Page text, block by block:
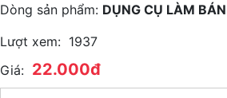
Dòng sản phẩm: DỤNG CỤ LÀM
Lượt xem: 1937
Giá: 22.000đ